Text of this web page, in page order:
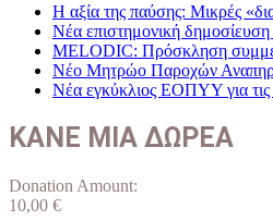
Η αξία της παύσης: Μικρές
Νέα επιστημονική
MELODIC: Πρόσκληση
Νέο Μητρώο Παροχών
Νέα εγκύκλιος ΕΟΠΥΥ για τις
ΚΑΝΕ ΜΙΑ ΔΩΡΕΑ
Donation Amount:
10,00 €